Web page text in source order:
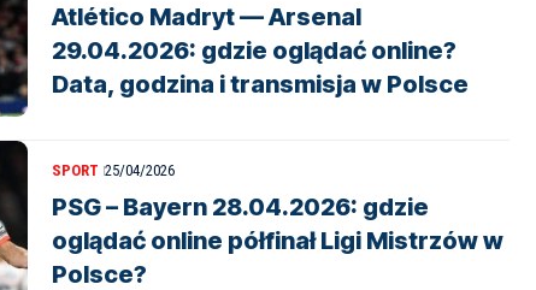
Atlético Madryt — Arsenal
29.04.2026: gdzie oglądać online?
Data, godzina i transmisja w Polsce
SPORT 25/04/2026
PSG – Bayern 28.04.2026: gdzie
oglądać online półfinał Ligi Mistrzów w
Polsce?